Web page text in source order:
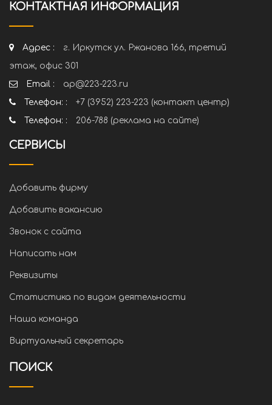
КОНТАКТНАЯ ИНФОРМАЦИЯ
Адрес :
г. Иркутск ул. Ржанова 166, третий
этаж, офис 301
Email :
ap@223-223.ru
Телефон: :
+7 (3952) 223-223 (контакт центр)
Телефон: :
206-788 (реклама на сайте)
СЕРВИСЫ
Добавить фирму
Добавить вакансию
Звонок с сайта
Написать нам
Реквизиты
Статистика по видам деятельности
Наша команда
Виртуальный секретарь
ПОИСК